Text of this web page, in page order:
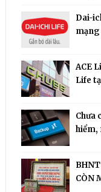
Dai-
ACE
Life
Chưa
hiểm,
CÒN